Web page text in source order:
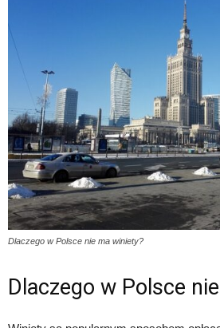
Dlaczego w Polsce nie ma winiety?
Dlaczego w Polsce